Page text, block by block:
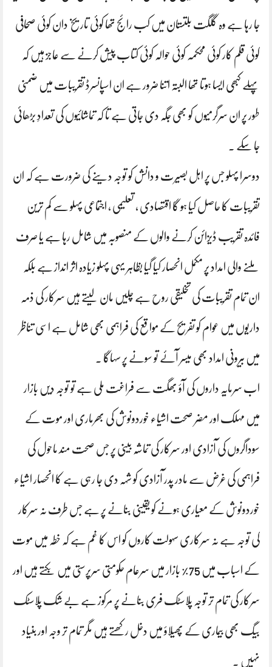
جا رہا ہے وہ گلگت بلتستان میں کب رائج تھا کوئی تاریخ دان کوئی صحافی
کوئی قلم کار کوئی محکمہ کوئی حوالہ کوئی کتاب پیش کرنے سے عاجز ہیں کہ
پہلے کبھی ایسا ہوتا تھا البتہ اتنا ضرور ہے ان اسپانسرڈ تقریبات میں ضمنی
طور پر ان سرگرمیوں کو بھی جگہ دی جاتی ہے تا کہ تماشائیوں کی تعدادِ بڑھائی
جا سکے ۔
دوسرا پہلو جس پر اہل بصیرت و دانش کو توجہ دینے کی ضرورت ہے کہ ان
تقریبات کا حاصل کیا ہو گا اقتصادی ، تعلیمی ، اجتماعی پہلو سے کم ترین
فائدہ تقریب ڈیزائن کرنے والوں کے منصوبہ میں شامل رہا ہے یا صرف
ملنے والی امداد پر مکمل انحصار کیا گیا بظاہر یہی پہلو زیادہ اثر انداز ہے بلکہ
ان تمام تقریبات کی تخلیقی روح ہے چلیں مان لیتے ہیں سرکار کی ذمہ
داریوں میں عوام کو تفریح کے مواقع کی فراہمی بھی شامل ہے اسی تناظر
میں بیرونی امداد بھی میسر آئے تو سونے پر سہاگا ۔
اب سرمایہ داروں کی آؤ بھگت سے فراغت ملی ہے تو توجہ دیں بازار
میں مہلک اور مضر صحت اشیاء خوردونوش کی بھرماری اور موت کے
سوداگروں کی آزادی اور سرکار کی تماشہ بینی پر جس صحت مند ماحول کی
فراہمی کی غرض سے مادر پدر آزادی کو شہہ دی جا رہی ہے کا انحصار اشیاء
خوردونوش کے معیاری ہونے کو یقینی بنانے پر ہے جس طرف نہ سرکار
کی توجہ ہے نہ سرکاری سہولت کاروں کو اس کا غم ہے کہ خطہ میں موت
کے اسباب میں 75٪ بازار میں سرعام حکومتی سرپرستی میں بکتے ہیں اور
سرکار کی تمام تر توجہ پلاسٹک فری بنانے پر مرکوز ہے بے شک پلاسٹک
بیگ بھی بیماری کے پھیلاؤ میں دخل رکھتے ہیں مگر تمام تر وجہ اور بنیاد
نہیں ۔